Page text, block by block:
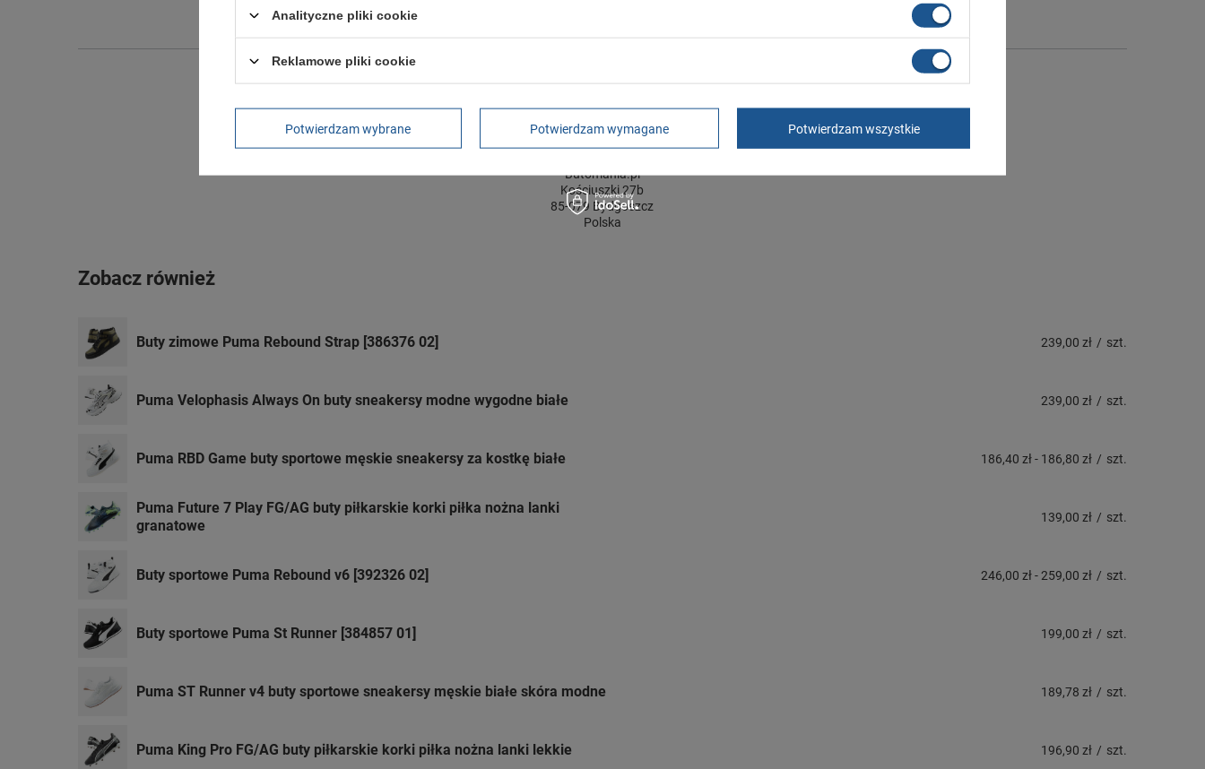
Wysokość towaru w centymetrach
Czas na reklamację z tytułu rękojmi
2 lata
Butomania.pl
Kościuszki 27b
85-079 Bydgoszcz
Polska
Zobacz również
Buty zimowe Puma Rebound Strap [386376 02] 239,00 zł / szt.
Puma Velophasis Always On buty sneakersy modne wygodne białe 239,00 zł / szt.
Puma RBD Game buty sportowe męskie sneakersy za kostkę białe 186,40 zł- 186,80 zł / szt.
Puma Future 7 Play FG/AG buty piłkarskie korki piłka nożna lanki
granatowe
139,00 zł / szt.
Buty sportowe Puma Rebound v6 [392326 02] 246,00 zł-259,00 zł / szt.
Buty sportowe Puma St Runner [384857 01] 199,00 zł / szt.
Puma ST Runner v4 buty sportowe sneakersy męskie białe skóra modne 189,78 zł / szt.
Puma King Pro FG/AG buty piłkarskie korki piłka nożna lanki lekkie 196,90 zł / szt.
Analityczne pliki cookie
Reklamowe pliki cookie
Potwierdzam wybrane Potwierdzam wymagane Potwierdzam wszystkie